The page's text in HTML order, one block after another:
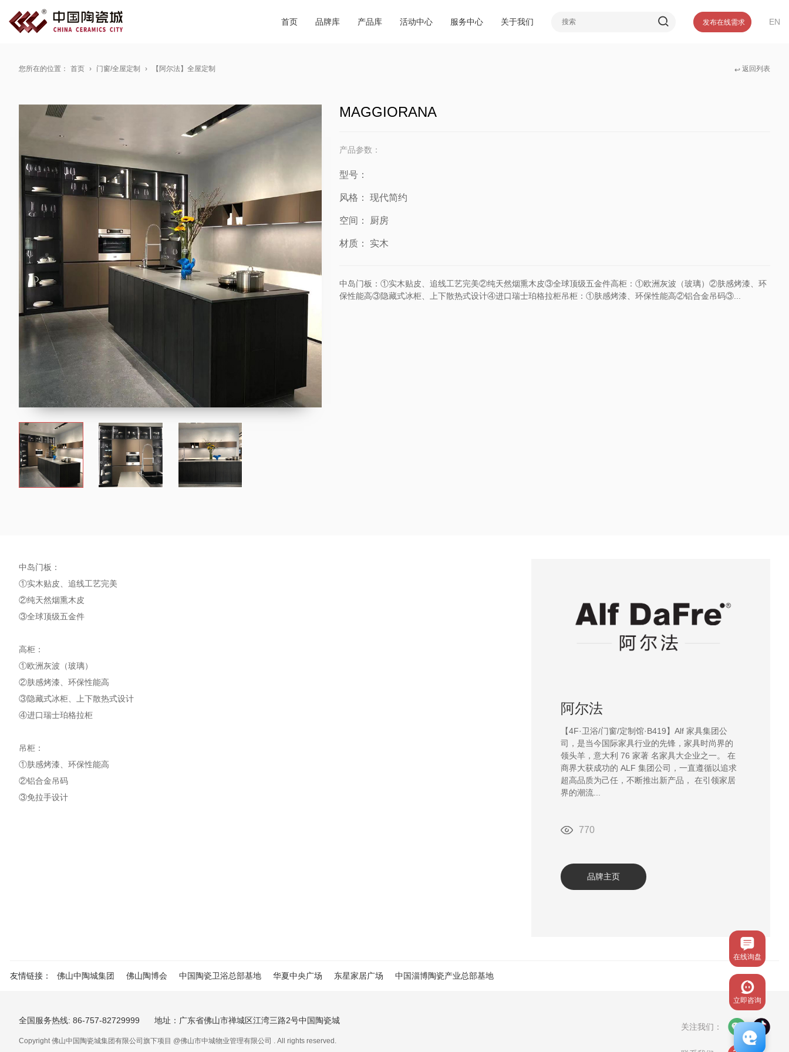
首页 品牌库
品牌合集 产品库
产品合集 活动中心 服务中心 关于我们 发布在线需求 EN
您所在的位置： 首页 门窗/全屋定制 【阿尔法】全屋定制 ↩ 返回列表
MAGGIORANA
产品参数：
型号：
风格： 现代简约
空间： 厨房
材质： 实木
中岛门板：①实木贴皮、追线工艺完美②纯天然烟熏木皮③全球顶级五金件高柜：①欧洲灰波（玻璃）②肤感烤漆、环
保性能高③隐藏式冰柜、上下散热式设计④进口瑞士珀格拉柜吊柜：①肤感烤漆、环保性能高②铝合金吊码③...
中岛门板：
①实木贴皮、追线工艺完美
②纯天然烟熏木皮
③全球顶级五金件
高柜：
①欧洲灰波（玻璃）
②肤感烤漆、环保性能高
③隐藏式冰柜、上下散热式设计
④进口瑞士珀格拉柜
吊柜：
①肤感烤漆、环保性能高
②铝合金吊码
③免拉手设计
阿尔法
【4F·卫浴/门窗/定制馆·B419】Alf 家具集团公
司，是当今国际家具行业的先锋，家具时尚界的
领头羊，意大利 76 家著 名家具大企业之一。 在
商界大获成功的 ALF 集团公司，一直遵循以追求
超高品质为己任，不断推出新产品， 在引领家居
界的潮流...
770
品牌主页
友情链接： 佛山中陶城集团 佛山陶博会 中国陶瓷卫浴总部基地 华夏中央广场 东星家居广场 中国淄博陶瓷产业总部基地
全国服务热线: 86-757-82729999 地址：广东省佛山市禅城区江湾三路2号中国陶瓷城
Copyright 佛山中国陶瓷城集团有限公司旗下项目 @佛山市中城物业管理有限公司 . All rights reserved.
关注我们：
在线询盘
立即咨询